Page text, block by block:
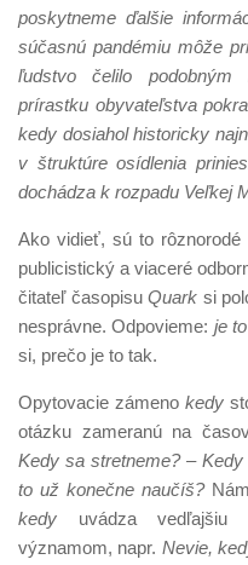
poskytneme ďalšie
súčasnú pandémiu môže
ľudstvo čelilo podobným
prírastku obyvateľstva
kedy dosiahol historicky
v štruktúre osídlenia
dochádza k rozpadu Veľkej
Ako vidieť, sú to
publicistický a viaceré
čitateľ časopisuQuark si
nesprávne. Odpovieme: je
si, prečo je to tak.
Opytovacie zámenokedy
otázku zameranú na
Kedy sa stretneme? –
to už konečne naučíš?
kedy uvádza vedľajšiu
významom, napr. Nevie,